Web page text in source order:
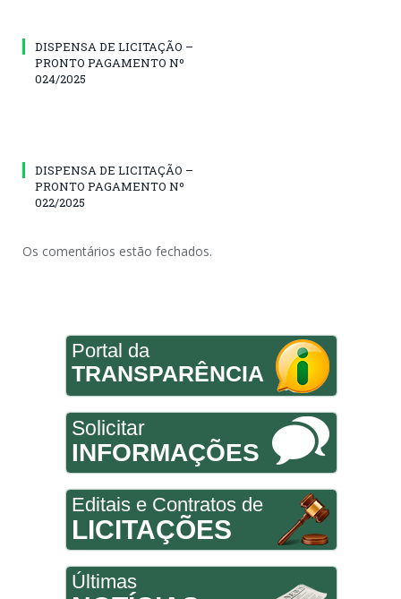
DISPENSA DE LICITAÇÃO –
PRONTO PAGAMENTO Nº
024/2025
DISPENSA DE LICITAÇÃO –
PRONTO PAGAMENTO Nº
022/2025
Os comentários estão fechados.
Portal da
TRANSPARÊNCIA
Solicitar
INFORMAÇÕES
Editais e Contratos de
LICITAÇÕES
Últimas